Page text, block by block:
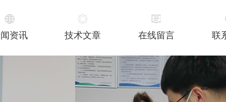
资讯 技术文章 在线留言 联